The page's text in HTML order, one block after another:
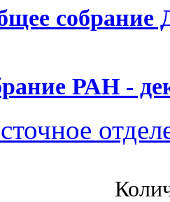
собрание
РАН -